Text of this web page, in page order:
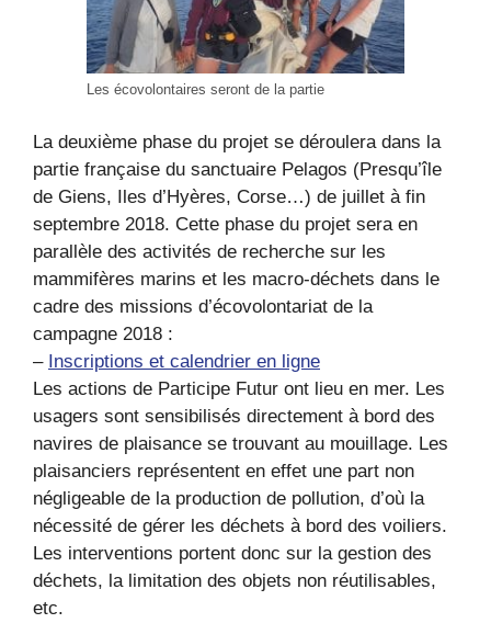
Les écovolontaires seront de la partie
La deuxième phase du projet se déroulera dans la
partie française du sanctuaire Pelagos (Presqu’île
de Giens, Iles d’Hyères, Corse…) de juillet à fin
septembre 2018. Cette phase du projet sera en
parallèle des activités de recherche sur les
mammifères marins et les macro-déchets dans le
cadre des missions d’écovolontariat de la
campagne 2018 :
– Inscriptions et calendrier en ligne
Les actions de Participe Futur ont lieu en mer. Les
usagers sont sensibilisés directement à bord des
navires de plaisance se trouvant au mouillage. Les
plaisanciers représentent en effet une part non
négligeable de la production de pollution, d’où la
nécessité de gérer les déchets à bord des voiliers.
Les interventions portent donc sur la gestion des
déchets, la limitation des objets non réutilisables,
etc.